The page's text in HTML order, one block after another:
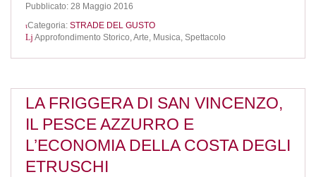
Pubblicato: 28 Maggio 2016
Categoria: STRADE DEL GUSTO
Approfondimento Storico,Arte, Musica, Spettacolo
LA FRIGGERA DI SAN VINCENZO,
IL PESCE AZZURRO E
L’ECONOMIA DELLA COSTA DEGLI
ETRUSCHI